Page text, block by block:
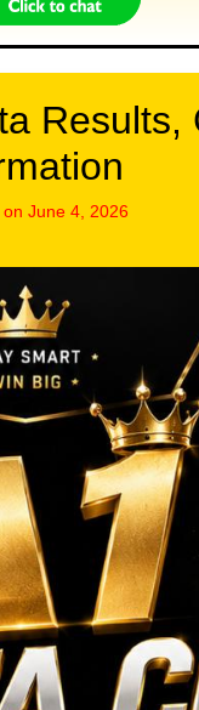
Results,
on June 4, 2026